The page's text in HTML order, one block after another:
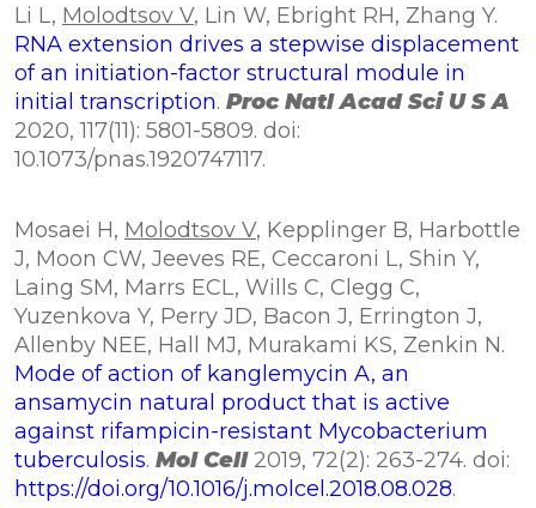
Li L, Molodtsov V, Lin W, Ebright RH, Zhang Y.
RNA extension drives a stepwise displacement
of an initiation-factor structural module in
initial transcription. Proc Natl Acad Sci U S A
2020, 117(11): 5801-5809. doi:
10.1073/pnas.1920747117.
Mosaei H, Molodtsov V, Kepplinger B, Harbottle
J, Moon CW, Jeeves RE, Ceccaroni L, Shin Y,
Laing SM, Marrs ECL, Wills C, Clegg C,
Yuzenkova Y, Perry JD, Bacon J, Errington J,
Allenby NEE, Hall MJ, Murakami KS, Zenkin N.
Mode of action of kanglemycin A, an
ansamycin natural product that is active
against rifampicin-resistant Mycobacterium
tuberculosis. Mol Cell2019, 72(2): 263-274. doi:
https://doi.org/10.1016/j.molcel.2018.08.028.